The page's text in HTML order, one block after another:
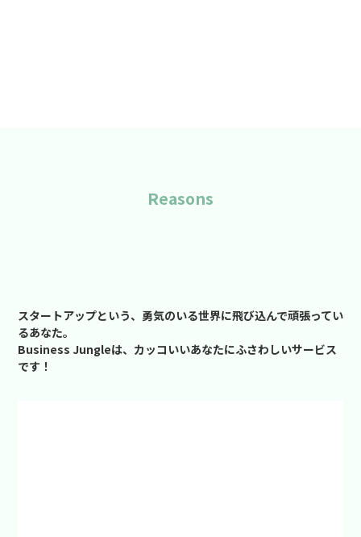
Reasons
スタートアップという、勇気のいる世界に飛び込んで頑張ってい
るあなた。
Business Jungleは、カッコいいあなたにふさわしいサービス
です！